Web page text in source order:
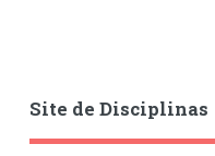
Site de Disciplinas